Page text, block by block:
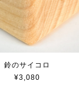
鈴のサイコロ
¥3,080